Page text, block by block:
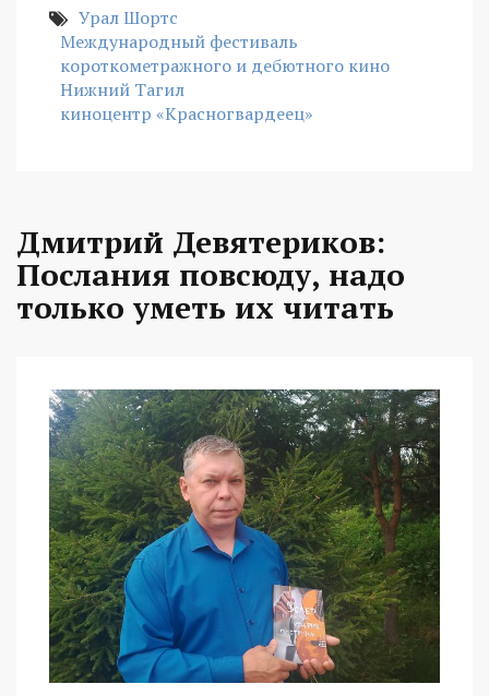
Урал Шортс
Международный фестиваль
короткометражного и дебютного кино
Нижний Тагил
киноцентр «Красногвардеец»
Дмитрий Девятериков:
Послания повсюду, надо
только уметь их читать